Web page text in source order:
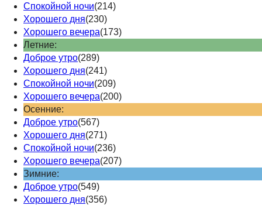
Спокойной ночи(214)
Хорошего дня(230)
Хорошего вечера(173)
Летние:
Доброе утро(289)
Хорошего дня(241)
Спокойной ночи(209)
Хорошего вечера(200)
Осенние:
Доброе утро(567)
Хорошего дня(271)
Спокойной ночи(236)
Хорошего вечера(207)
Зимние:
Доброе утро(549)
Хорошего дня(356)